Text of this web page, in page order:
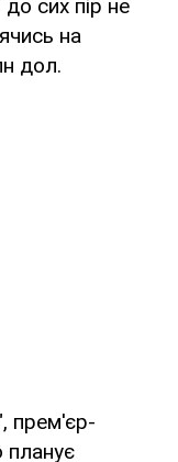
сих пір не
на
дол.
прем'єр-
планує